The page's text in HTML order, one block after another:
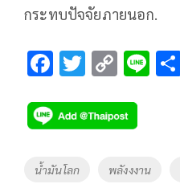
กระทบปัจจัยภายนอก.
F
e
b
o
T
tt
er
C
p
y
Li
Li
Tags
น้ำมันโลก พลังงงาน